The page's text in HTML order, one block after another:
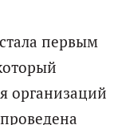
первым
организаций